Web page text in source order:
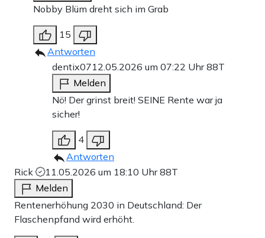
Nobby Blüm dreht sich im Grab
15
Antworten
dentix0712.05.2026 um 07:22 Uhr88T
Melden
Nö! Der grinst breit! SEINE Rente war ja
sicher!
4
Antworten
Rick
11.05.2026 um 18:10 Uhr88T
Melden
Rentenerhöhung 2030 in Deutschland: Der
Flaschenpfand wird erhöht.